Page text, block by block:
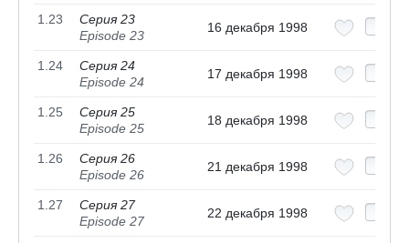
1.23
Серия 23
Episode 23
16 декабря 1998
1.24
Серия 24
Episode 24
17 декабря 1998
1.25
Серия 25
Episode 25
18 декабря 1998
1.26
Серия 26
Episode 26
21 декабря 1998
1.27
Серия 27
Episode 27
22 декабря 1998